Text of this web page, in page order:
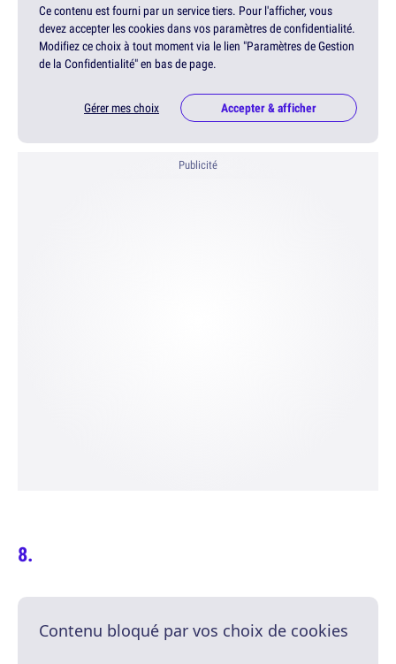
Ce contenu est fourni par un service tiers. Pour l'afficher, vous
devez accepter les cookies dans vos paramètres de confidentialité.
Modifiez ce choix à tout moment via le lien "Paramètres de Gestion
de la Confidentialité" en bas de page.
Gérer mes choix Accepter & afficher
Publicité
Contenu bloqué par vos choix de cookies